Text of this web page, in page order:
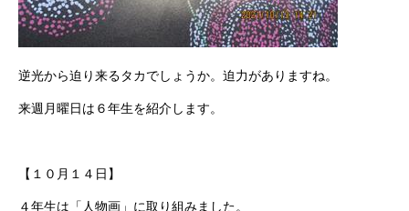
逆光から迫り来るタカでしょうか。迫力がありますね。
来週月曜日は６年生を紹介します。
【１０月１４日】
４年生は「人物画」に取り組みました。